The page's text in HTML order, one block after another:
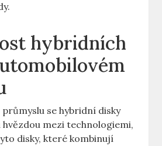
hybridních
​se‌ hybridní​ disky
mezi technologiemi,
disky, ‌které kombinují